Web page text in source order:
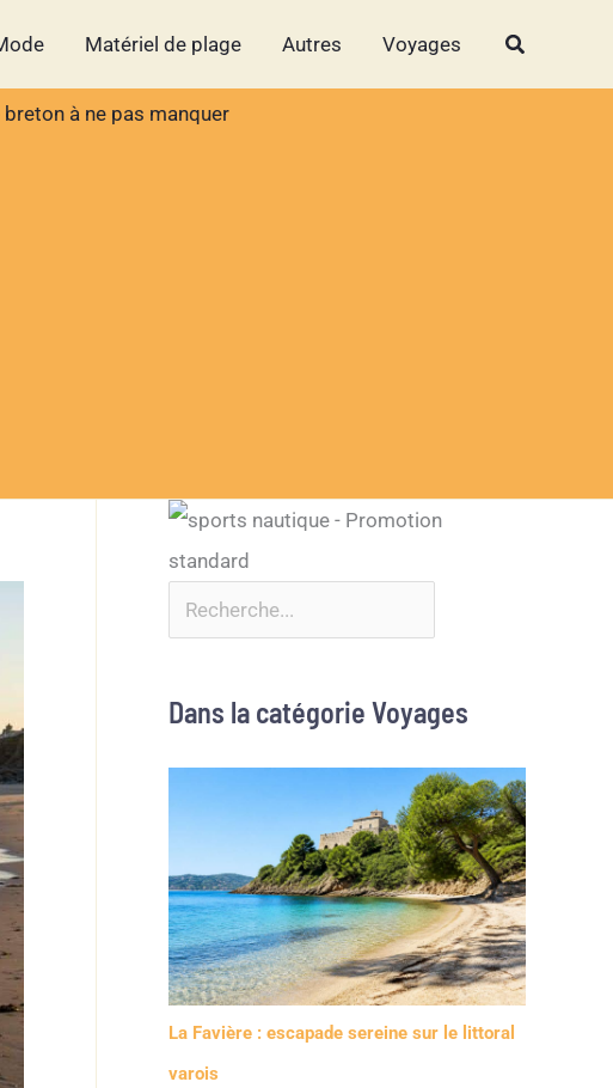
Matériel de plage Autres Voyages Rechercher
à ne pas manquer
Dans la catégorie Voyages
La Favière : escapade sereine sur le littoral
varois